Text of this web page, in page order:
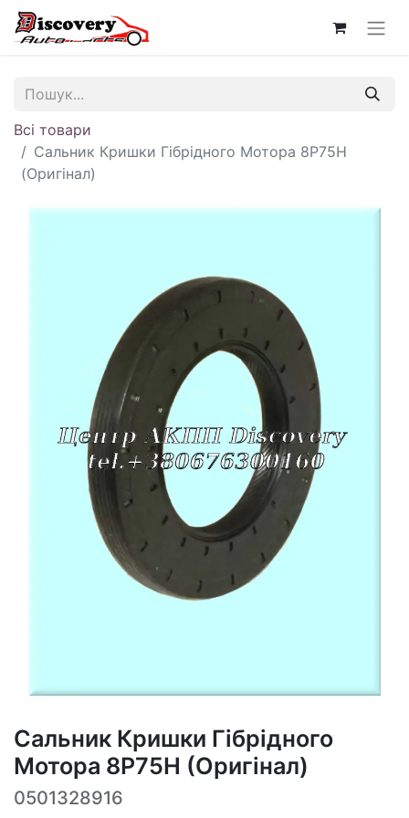
Всі товари
Сальник Кришки Гібрідного Мотора 8P75H
(Оригінал)
Сальник Кришки Гібрідного
Мотора 8P75H (Оригінал)
0501328916